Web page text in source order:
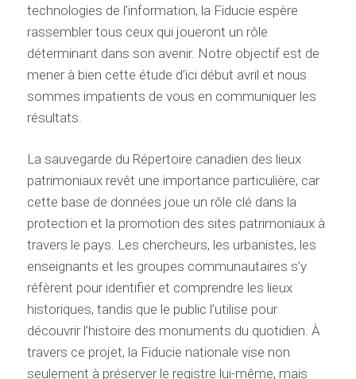
technologies de l’information, la Fiducie espère
rassembler tous ceux qui joueront un rôle
déterminant dans son avenir. Notre objectif est de
mener à bien cette étude d’ici début avril et nous
sommes impatients de vous en communiquer les
résultats.
La sauvegarde du Répertoire canadien des lieux
patrimoniaux revêt une importance particulière, car
cette base de données joue un rôle clé dans la
protection et la promotion des sites patrimoniaux à
travers le pays. Les chercheurs, les urbanistes, les
enseignants et les groupes communautaires s’y
réfèrent pour identifier et comprendre les lieux
historiques, tandis que le public l’utilise pour
découvrir l’histoire des monuments du quotidien. À
travers ce projet, la Fiducie nationale vise non
seulement à préserver le registre lui-même, mais